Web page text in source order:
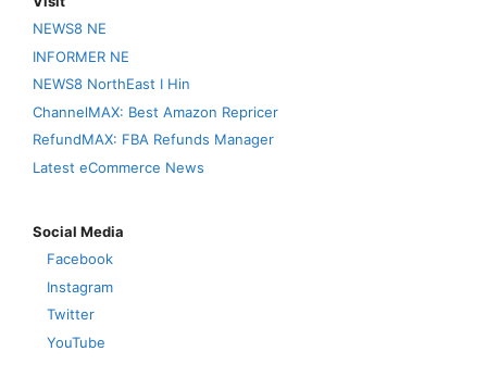
NEWS8 NE
INFORMER NE
NEWS8 NorthEast I Hin
ChannelMAX: Best Amazon Repricer
RefundMAX: FBA Refunds Manager
Latest eCommerce News
Social Media
Facebook
Instagram
Twitter
YouTube